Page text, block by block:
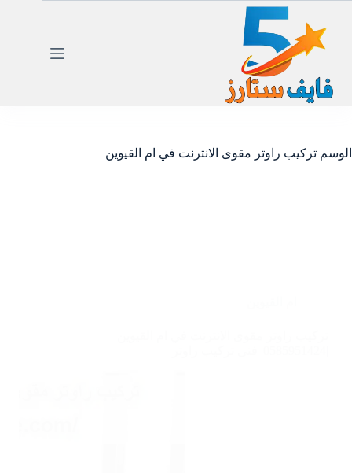
المحتوى
الوسم تركيب راوتر مقوى الانترنت في ام القيوين